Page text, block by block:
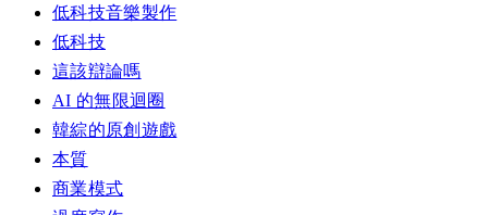
低科技音樂製作
低科技
這該辯論嗎
AI 的無限迴圈
韓綜的原創遊戲
本質
商業模式